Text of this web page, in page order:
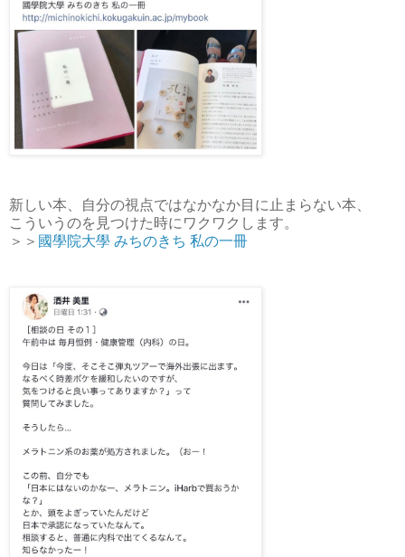
新しい本、自分の視点ではなかなか目に止まらない本、
こういうのを見つけた時にワクワクします。
＞＞ 國學院大學 みちのきち 私の一冊